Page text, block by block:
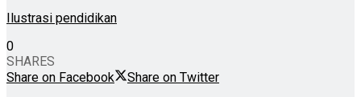
Ilustrasi pendidikan
0
SHARES
Share on Facebook
Share on Twitter